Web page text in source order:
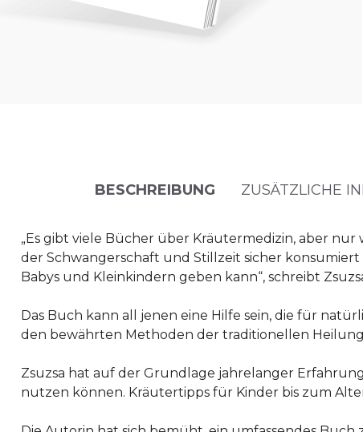
BESCHREIBUNG ZUSÄTZLICHE
„Es gibt viele Bücher über Kräutermedizin, aber
der Schwangerschaft und Stillzeit sicher
Babys und Kleinkindern geben kann“, schreibt
Das Buch kann all jenen eine Hilfe sein, die für
den bewährten Methoden der traditionellen
Zsuzsa hat auf der Grundlage jahrelanger
nutzen können. Kräutertipps für Kinder bis zum